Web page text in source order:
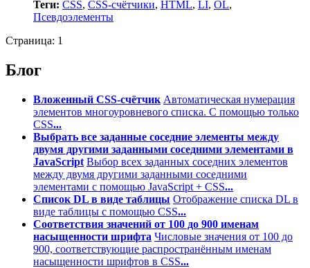
Теги: CSS, CSS-счётчики, HTML, LI, OL,
Псевдоэлементы
Страница: 1
Блог
Вложенный CSS-счётчик Автоматическая нумерация
элементов многоуровневого списка. С помощью только
CSS...
Выбрать все заданные соседние элементы между
двумя другими заданными соседними элементами в
JavaScript Выбор всех заданных соседних элементов
между двумя другими заданными соседними
элементами с помощью JavaScript + CSS...
Список DL в виде таблицы Отображение списка DL в
виде таблицы с помощью CSS...
Соответствия значений от 100 до 900 именам
насыщенности шрифта Числовые значения от 100 до
900, соответствующие распространённым именам
насыщенности шрифтов в CSS...